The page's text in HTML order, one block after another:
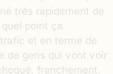
très rapidement de
point ça
et en terme de
de gens qui vont voir
franchement.